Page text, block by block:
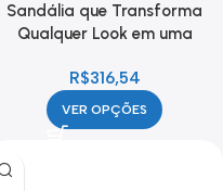
Sandália que Transforma
Qualquer Look em uma
Confiança e Sofisticação
R$316,54
VER OPÇÕES